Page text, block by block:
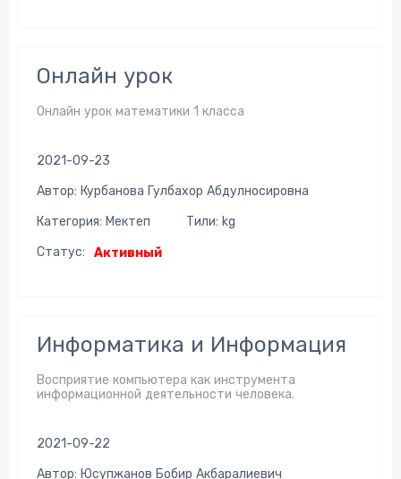
Онлайн урок
Онлайн урок математики 1 класса
2021-09-23
Автор: Курбанова Гулбахор Абдулносировна
Категория: Мектеп
Тили: kg
Статус:
Активный
Информатика и Информация
Восприятие компьютера как инструмента
информационной деятельности человека.
2021-09-22
Автор: Юсупжанов Бобир Акбаралиевич